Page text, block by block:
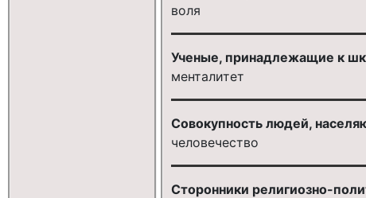
воля
Ученые, принадлежащие к
менталитет
Совокупность людей,
человечество
Сторонники религиозно-